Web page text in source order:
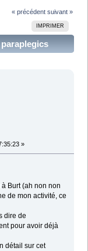
« précédent suivant »
IMPRIMER
»
Burt (ah non non
de mon activité, ce
dire de
pour avoir déjà
détail sur cet